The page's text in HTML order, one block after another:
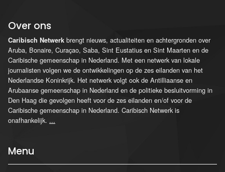
Over ons
Caribisch Netwerk brengt nieuws, actualiteiten en achtergronden over
Aruba, Bonaire, Curaçao, Saba, Sint Eustatius en Sint Maarten en de
Caribische gemeenschap in Nederland. Met een netwerk van lokale
journalisten volgen we de ontwikkelingen op de zes eilanden van het
Nederlandse Koninkrijk. Het netwerk volgt ook de Antilliaanse en
Arubaanse gemeenschap in Nederland en de politieke besluitvorming in
Den Haag die gevolgen heeft voor de zes eilanden en/of voor de
Caribische gemeenschap in Nederland. Caribisch Netwerk is
onafhankelijk. ...
Menu